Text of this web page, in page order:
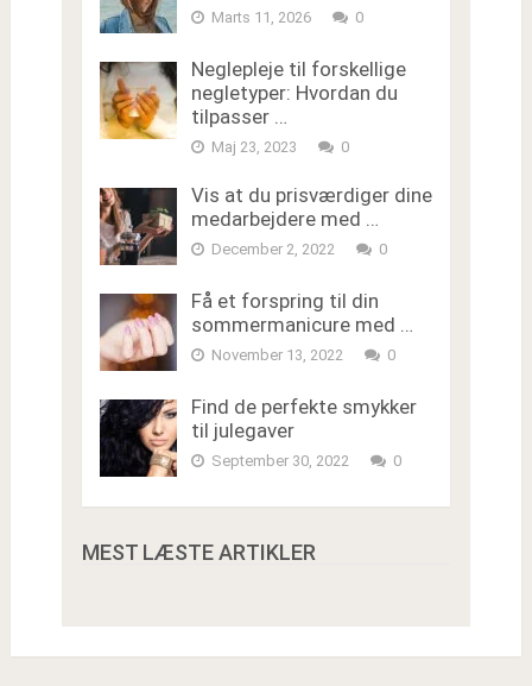
Marts 11, 2026 0
Neglepleje til forskellige
negletyper: Hvordan du
tilpasser …
Maj 23, 2023 0
Vis at du prisværdiger dine
medarbejdere med …
December 2, 2022 0
Få et forspring til din
sommermanicure med …
November 13, 2022 0
Find de perfekte smykker
til julegaver
September 30, 2022 0
MEST LÆSTE ARTIKLER